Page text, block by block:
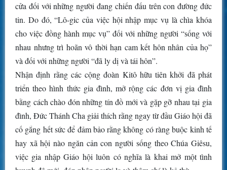
cửa đối với những người đang chiến đấu trên con đường đức
tin. Do đó, “Lô-gic của việc hội nhập mục vụ là chìa khóa
cho việc đồng hành mục vụ” đối với những người “sống với
nhau nhưng trì hoãn vô thời hạn cam kết hôn nhân của họ”
và đối với những người “đã ly dị và tái hôn”.
Nhận định rằng các cộng đoàn Kitô hữu tiên khởi đã phát
triển theo hình thức gia đình, mở rộng các đơn vị gia đình
bằng cách chào đón những tín đồ mới và gặp gỡ nhau tại gia
đình, Đức Thánh Cha giải thích rằng ngay từ đầu Giáo hội đã
cố gắng hết sức để đảm bảo rằng không có ràng buộc kinh tế
hay xã hội nào ngăn cản con người sống theo Chúa Giêsu,
việc gia nhập Giáo hội luôn có nghĩa là khai mở một tình